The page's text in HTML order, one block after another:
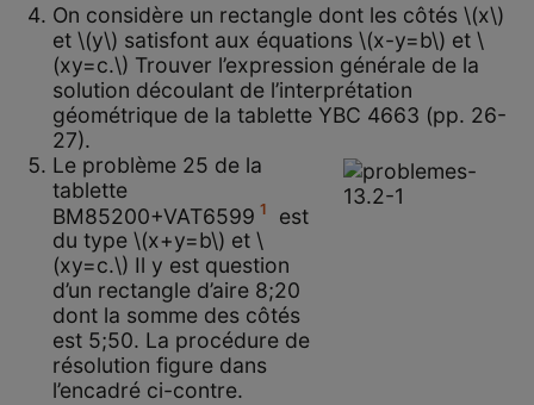
On considère un rectangle dont les côtés \(x\)
et \(y\) satisfont aux équations \(x-y=b\) et \
(xy=c.\) Trouver l’expression générale de la
solution découlant de l’interprétation
géométrique de la tablette YBC 4663 (pp. 26-
27).
Le problème 25 de la
tablette
BM85200+VAT6599 1
est
du type \(x+y=b\) et \
(xy=c.\) Il y est question
d’un rectangle d’aire 8;20
dont la somme des côtés
est 5;50. La procédure de
résolution figure dans
l’encadré ci-contre.